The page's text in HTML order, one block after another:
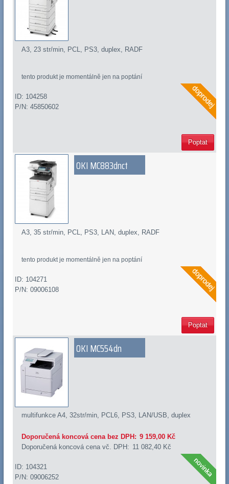
A3, 23 str/min, PCL, PS3, duplex, RADF
tento produkt je momentálně jen na poptání
ID: 104258
P/N: 45850602
Poptat
OKI MC883dnct
A3, 35 str/min, PCL, PS3, LAN, duplex, RADF
tento produkt je momentálně jen na poptání
ID: 104271
P/N: 09006108
Poptat
OKI MC554dn
multifunkce A4, 32str/min, PCL6, PS3, LAN/USB, duplex
Doporučená koncová cena bez DPH: 9 159,00 Kč
Doporučená koncová cena vč. DPH: 11 082,40 Kč
ID: 104321
P/N: 09006252